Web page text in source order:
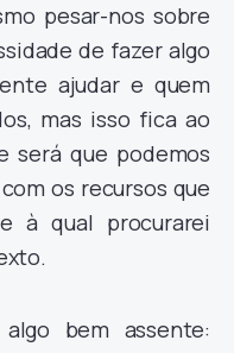
pesar-nos sobre
de fazer algo
ajudar e quem
mas isso fica ao
será que podemos
os recursos que
à qual procurarei
bem assente: